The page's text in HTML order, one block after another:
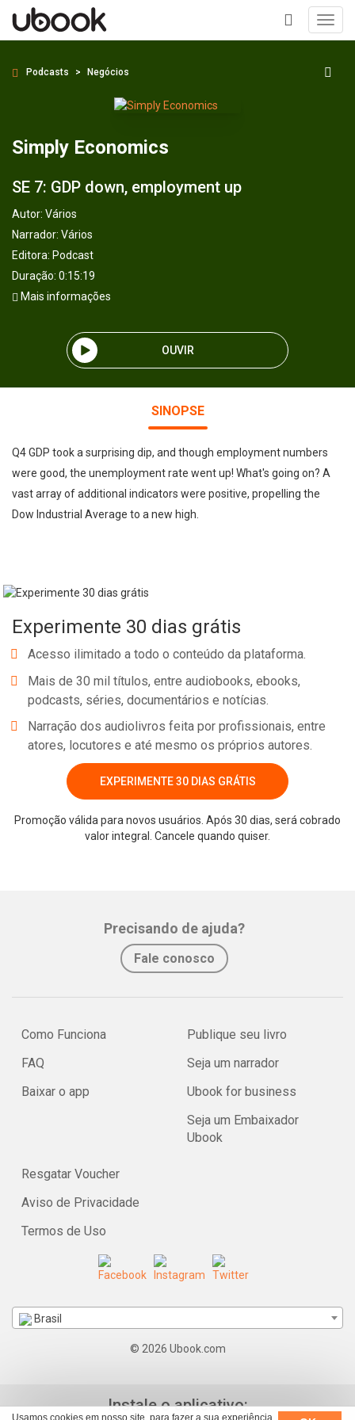
Usamos cookies em nosso site, para fazer a sua experiência
+
Podcasts Negócios
Simply Economics
SE 7: GDP down, employment up
Autor: Vários
Narrador: Vários
Editora: Podcast
Duração: 0:15:19
Mais informações
OUVIR
SINOPSE
Q4 GDP took a surprising dip, and though employment numbers
were good, the unemployment rate went up! What's going on? A
vast array of additional indicators were positive, propelling the
Dow Industrial Average to a new high.
Experimente 30 dias grátis
Acesso ilimitado a todo o conteúdo da plataforma.
Mais de 30 mil títulos, entre audiobooks, ebooks,
podcasts, séries, documentários e notícias.
Narração dos audiolivros feita por profissionais, entre
atores, locutores e até mesmo os próprios autores.
EXPERIMENTE 30 DIAS GRÁTIS
Promoção válida para novos usuários. Após 30 dias, será cobrado
valor integral. Cancele quando quiser.
Precisando de ajuda?
Fale conosco
Como Funciona
FAQ
Baixar o app
Publique seu livro
Seja um narrador
Ubook for business
Seja um Embaixador
Ubook
Resgatar Voucher
Aviso de Privacidade
Termos de Uso
Brasil
© 2026 Ubook.com
Instale o aplicativo: